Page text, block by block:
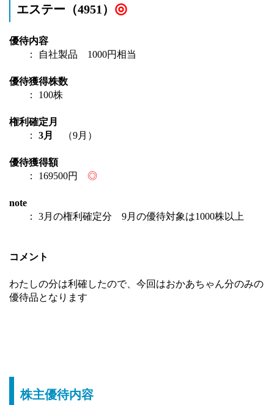
エステー（4951） ◎
優待内容
： 自社製品 1000円相当
優待獲得株数
： 100株
権利確定月
： 3月 （9月）
優待獲得額
： 169500円 ◎
note
： 3月の権利確定分 9月の優待対象は1000株以上
コメント
わたしの分は利確したので、今回はおかあちゃん分のみの
優待品となります
株主優待内容